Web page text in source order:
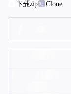
下载zip
Clone